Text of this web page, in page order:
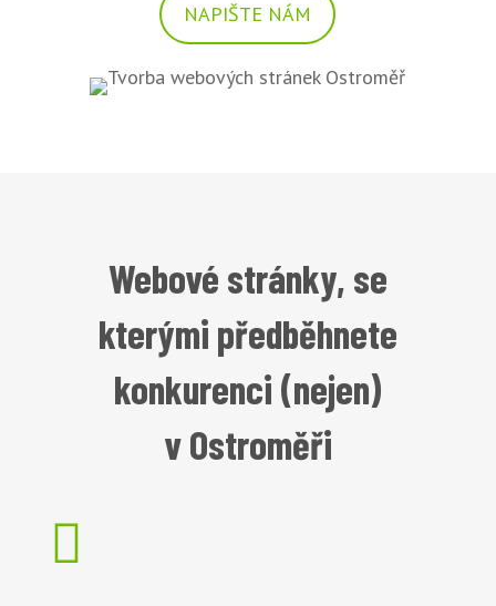
NAPIŠTE NÁM
Webové stránky, se
kterými předběhnete
konkurenci (nejen)
v Ostroměři
